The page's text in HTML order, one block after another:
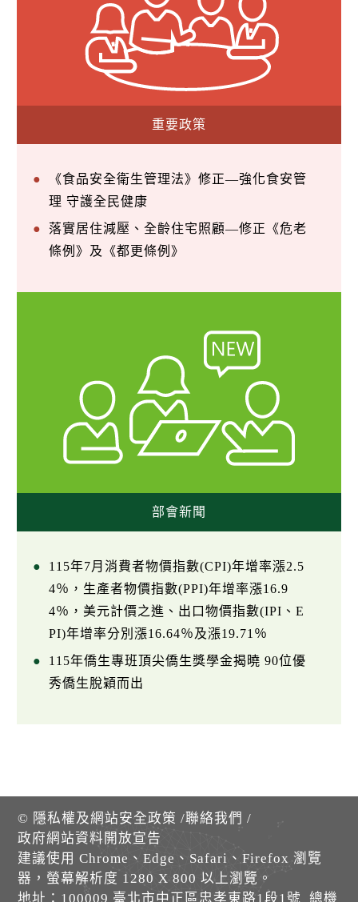
重要政策
《食品安全衛生管理法》修正—強化食安管
理 守護全民健康
落實居住減壓、全齡住宅照顧—修正《危老
條例》及《都更條例》
部會新聞
115年7月消費者物價指數(CPI)年增率漲2.5
4％，生產者物價指數(PPI)年增率漲16.9
4％，美元計價之進、出口物價指數(IPI、E
PI)年增率分別漲16.64％及漲19.71％
115年僑生專班頂尖僑生獎學金揭曉 90位優
秀僑生脫穎而出
© 隱私權及網站安全政策 /聯絡我們 /
政府網站資料開放宣告
建議使用 Chrome、Edge、Safari、Firefox 瀏覽
器，螢幕解析度 1280 X 800 以上瀏覽。
地址：100009 臺北市中正區忠孝東路1段1號 總機